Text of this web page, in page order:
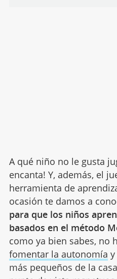
A qué niño no le gusta
encanta! Y, además, el
herramienta de
ocasión te damos a
para que los niños
basados en el método
como ya bien sabes, no
fomentar la autonomía
más pequeños de la